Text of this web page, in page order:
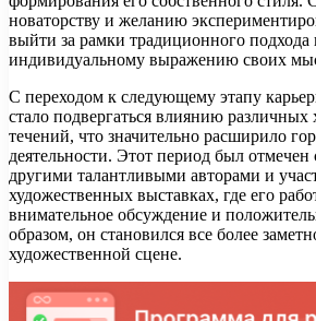
новаторству и желанию
выйти за рамки традиционного подхода
индивидуальному выражению своих
С переходом к следующему этапу
стало подвергаться влиянию
течений, что значительно расширило
деятельности. Этот период был отмечен
другими талантливыми авторами и
художественных выставках, где его
внимательное обсуждение и
образом, он становился все более
художественной сцене.